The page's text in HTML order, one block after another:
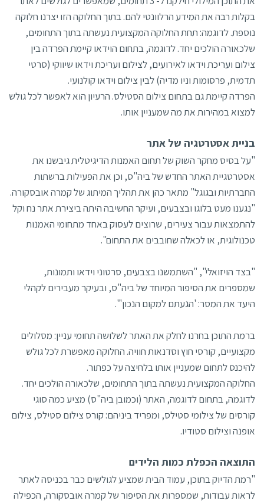
בקלות רבה את המידע הרלוונטי להם. בתוך החלוקה הזו יצרנו חלוקה
נוספת. לדוגמה: תחת החלוקה המקצועית נעשתה בתוך התחומים,
שלכאורה הולכים יחד. לדוגמה, בתחום הוידאו קיימת הפרדה בין
צילום ועריכת וידאו לאירועים, לצילום ועריכת וידאו שיווקי (סרטי
תדמית, פרסומות וניו מדיה) לבין צילום וידאו קולנועי.
הפרדה קיימת גם בתחום צילום הסטילס. הרעיון הוא לאפשר לכל גולש
למצוא במהירות את מה שמעניין אותו.
בניית אסטרטגיה של אתר
"על בסיס מחקר השוק של תחום האמנות הדיגיטלית גיבשנו את
אסטרטגיית האתר החדש של ביה"ס, וכן את הפעילות ברשתות
החברתיות ובגוגל" מתאר כהן את תהליך המיתוג של קמרה אובסקורה.
"נגענו מעט בלוגו ובצבעים, ועיקר החשיבה היתה ביצירת אתר נח וקל
להתמצאות עבור צעירים, שרוצים לעסוק באחד מתחומי האמנות
טכנולוגית, או לכאלה שחובבים את התחום".
"בצד הויזואלי", "השתמשנו בצבעים, סרטוני וידאו ותמונות,
שמספרים את הסיפור המיוחד של ביה"ס, ובעיקר מעבירים לקהלי
היעד את המסר: 'הגעתם למקום הנכון'".
ברמת התוכן בחרנו לחלק את האתר לשלושה תחומי עניין: מסלולים
מקצועיים, קורסי חוץ וסדנאות חוויה. החלוקה מאפשרת לכל גולש
להיכנס לתחום שמעניין אותו בלחיצה על כפתור.
החלוקה המקצועית נעשתה בתוך התחומים, שלכאורה הולכים יחד.
לדוגמה, בתחום לדוגמה, האתר (וכמובן ביה"ס) מציע כמה סוגי
קורסים של צילומי סטילס, ומפריד ביניהם: קורס צילום סטילס, צילום
אופנה וצילום סטודיו.
התוצאה הכפלת כמות הלידים
"רמת הדיוק בתוכן, עמוד הבית שמציע לגולשים כבר בכניסה לאתר
לראות עבודות, שמספרות את הסיפור של קמרה אובסקורה, הכפילה